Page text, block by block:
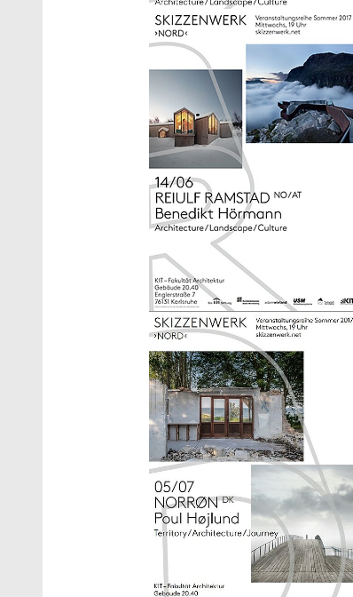
Show larger version
Show larger version